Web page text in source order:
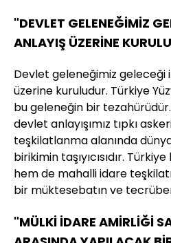
"DEVLET GELENEĞİMİZ
ANLAYIŞ ÜZERİNE
Devlet geleneğimiz geleceği
üzerine kuruludur. Türkiye
bu geleneğin bir
devlet anlayışımız tıpkı
teşkilatlanma alanında
birikimin taşıyıcısıdır.
hem de mahalli idare
bir müktesebatın ve
"MÜLKİ İDARE AMİRLİĞİ